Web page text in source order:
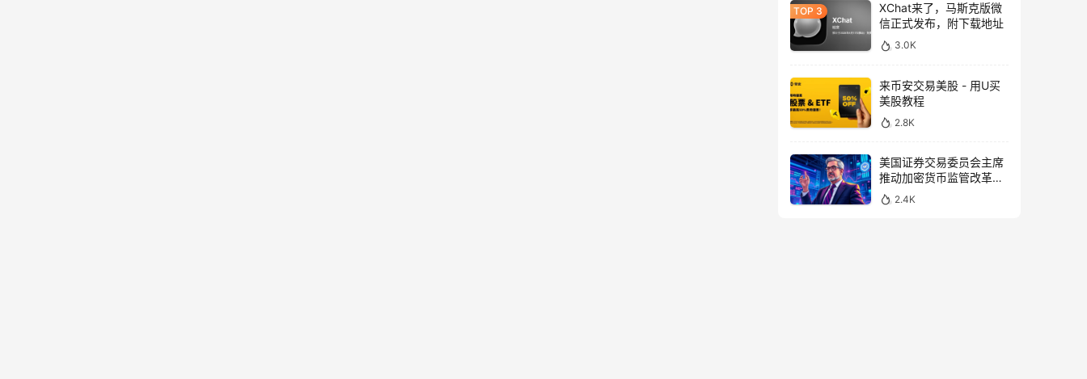
XChat来了，马斯克版微
信正式发布，附下载地址
3.0K
来币安交易美股 - 用U买
美股教程
2.8K
美国证券交易委员会主席
推动加密货币监管改革，
力求未来验证
2.4K